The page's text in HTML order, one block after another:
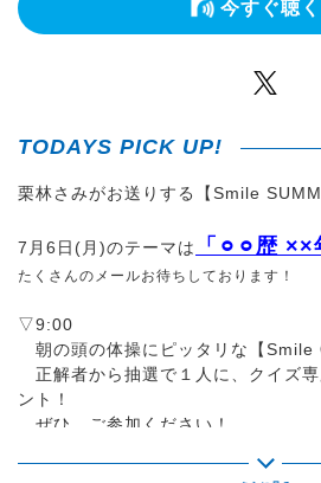
今すぐ聴く
TODAYS PICK UP!
栗林さみがお送りする【Smile
7月6日(月)のテーマは 「 ⚪︎⚪︎歴 ××
たくさんのメールお待ちしております！
▽9:00
朝の頭の体操にピッタリな【Smile
正解者から抽選で１人に、クイズ
ント！
ぜひ、ご参加ください！